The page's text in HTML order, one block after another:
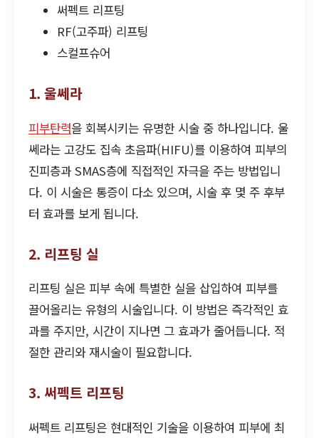
써펙트 리프팅
RF(고주파) 리프팅
스컬프슈어
1. 울쎄라
피부탄력을 회복시키는 유명한 시술 중 하나입니다. 울
쎄라는 고강도 집속 초음파(HIFU)를 이용하여 피부의
진피층과 SMAS층에 직접적인 자극을 주는 방법입니
다. 이 시술은 통증이 다소 있으며, 시술 후 몇 주 후부
터 효과를 보게 됩니다.
2. 리프팅 실
리프팅 실은 피부 속에 특별한 실을 삽입하여 피부를
끌어올리는 유형의 시술입니다. 이 방법은 즉각적인 효
과를 주지만, 시간이 지나면 그 효과가 줄어듭니다. 적
절한 관리와 재시술이 필요합니다.
3. 써펙트 리프팅
써펙트 리프팅은 현대적인 기술을 이용하여 피부에 최